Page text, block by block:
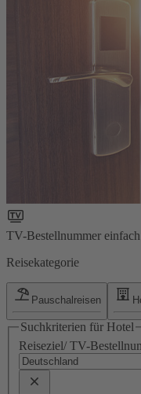
TV-Bestellnummer
Reisekategorie
Pauschalreisen
Suchkriterien für Hotel
Reiseziel/ TV-